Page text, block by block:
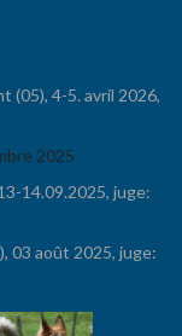
(05), 4-5. avril 2026,
2025
14.09.2025, juge:
03 août 2025, juge: